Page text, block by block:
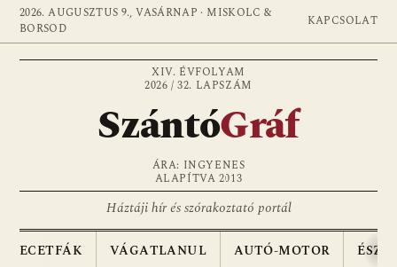
2026. AUGUSZTUS 9., VASÁRNAP · MISKOLC &
BORSOD
KAPCSOLAT
XIV. ÉVFOLYAM
2026 / 32. LAPSZÁM
SzántóGráf
ÁRA: INGYENES
ALAPÍTVA 2013
Háztáji hír és szórakoztató portál
ECETFÁK VÁGATLANUL AUTÓ-MOTOR